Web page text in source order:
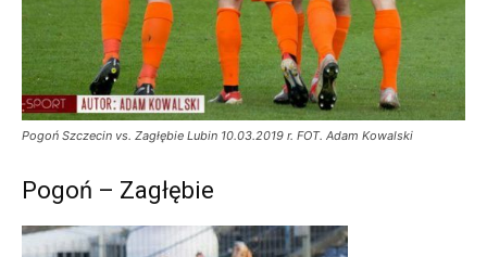
Pogoń Szczecin vs. Zagłębie Lubin 10.03.2019 r. FOT. Adam Kowalski
Pogoń – Zagłębie